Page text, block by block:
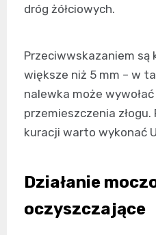
dróg żółciowych.
Przeciwwskazaniem są
większe niż 5 mm – w
nalewka może
przemieszczenia
kuracji warto wykonać
Działanie
oczyszczające